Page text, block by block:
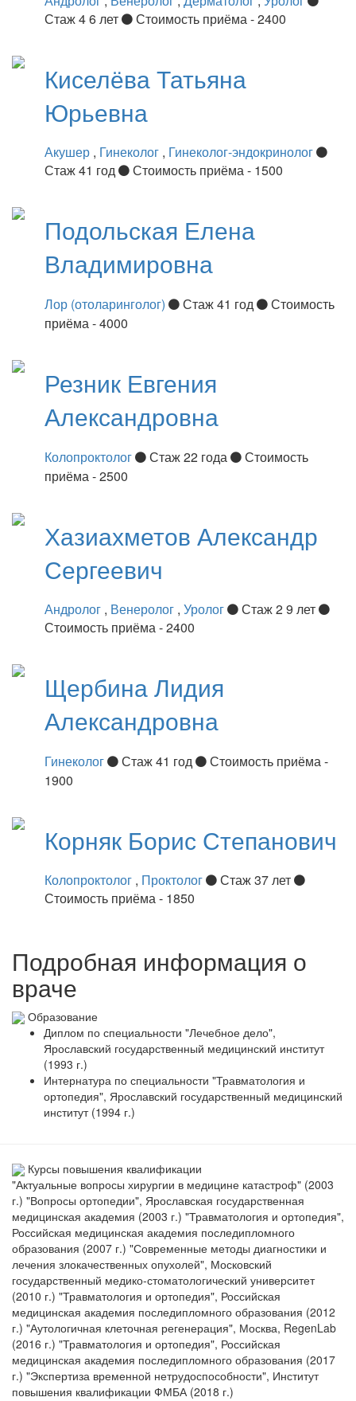
Стаж 4 6 лет
Стоимость приёма - 2400
КиселёваТатьяна
Юрьевна
Акушер , Гинеколог , Гинеколог-эндокринолог
Стаж 41 год
Стоимость приёма - 1500
Подольская Елена
Владимировна
Лор (отоларинголог) Стаж 41 год
Стоимость
приёма - 4000
Резник Евгения
Александровна
Колопроктолог Стаж 22 года
Стоимость
приёма - 2500
Хазиахметов Александр
Сергеевич
Андролог , Венеролог , Уролог
Стаж 2 9 лет
Стоимость приёма - 2400
ЩербинаЛидия
Александровна
Гинеколог Стаж 41 год
Стоимость приёма -
1900
Корняк Борис Степанович
Колопроктолог , Проктолог
Стаж 37 лет
Стоимость приёма - 1850
Подробная информация о
враче
Образование
Диплом по специальности "Лечебное дело",
Ярославский государственный медицинский институт
(1993 г.)
Интернатура по специальности "Травматология и
ортопедия", Ярославский государственный медицинский
институт (1994 г.)
Курсы повышения квалификации
"Актуальные вопросы хирургии в медицине катастроф" (2003
г.) "Вопросы ортопедии", Ярославская государственная
медицинская академия (2003 г.) "Травматология и ортопедия",
Российская медицинская академия последипломного
образования (2007 г.) "Современные методы диагностики и
лечения злокачественных опухолей", Московский
государственный медико-стоматологический университет
(2010 г.) "Травматология и ортопедия", Российская
медицинская академия последипломного образования (2012
г.) "Аутологичная клеточная регенерация", Москва, RegenLab
(2016 г.) "Травматология и ортопедия", Российская
медицинская академия последипломного образования (2017
г.) "Экспертиза временной нетрудоспособности", Институт
повышения квалификации ФМБА (2018 г.)